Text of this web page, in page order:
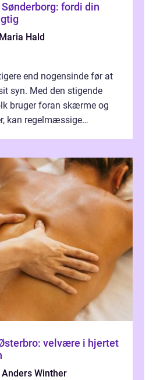
fordi din
Maria Hald
end nogensinde før at
syn. Med den stigende
bruger foran skærme og
kan regelmæssige
velvære i hjertet
Anders Winther